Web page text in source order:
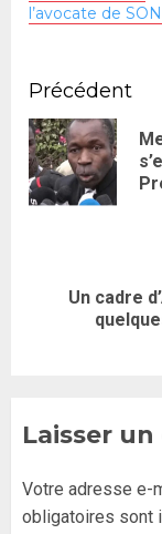
l’avocate de
Précédent
Un cadre
Laisser
Votre adresse e-
obligatoires sont